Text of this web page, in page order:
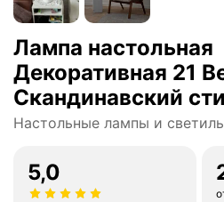
Лампа настольная
Декоративная 21
Скандинавский
Е27, 15 Вт
Настольные лампы и
5,0